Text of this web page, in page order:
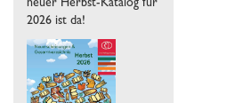
neuer Herbst-Katalog für
2026 ist da!